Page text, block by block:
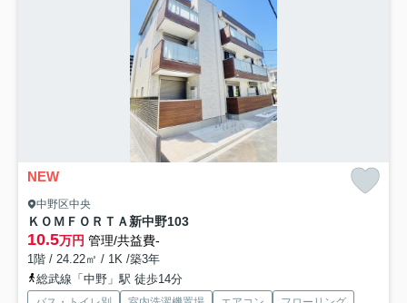
NEW
中野区中央
ＫＯＭＦＯＲＴＡ新中野103
10.5万円 管理/共益費-
1階 / 24.22㎡ / 1K /築3年
総武線「中野」駅 徒歩14分